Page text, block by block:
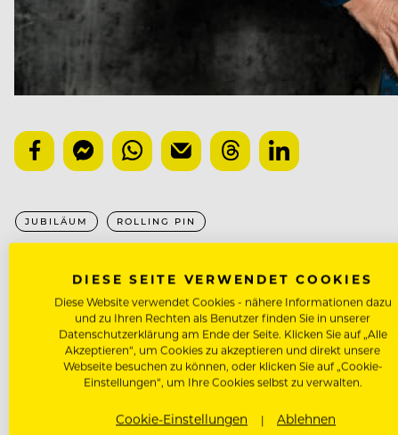
JUBILÄUM ROLLING PIN
NÄCHSTER ARTIKEL
VORHERIGER ARTIKEL
DAS KÖNNTE DICH AUCH
DIESE SEITE VERWENDET COOKIES
Diese Website verwendet Cookies - nähere Informationen dazu
und zu Ihren Rechten als Benutzer finden Sie in unserer
Datenschutzerklärung am Ende der Seite. Klicken Sie auf „Alle
Akzeptieren“, um Cookies zu akzeptieren und direkt unsere
Webseite besuchen zu können, oder klicken Sie auf „Cookie-
Einstellungen“, um Ihre Cookies selbst zu verwalten.
Cookie-Einstellungen Ablehnen